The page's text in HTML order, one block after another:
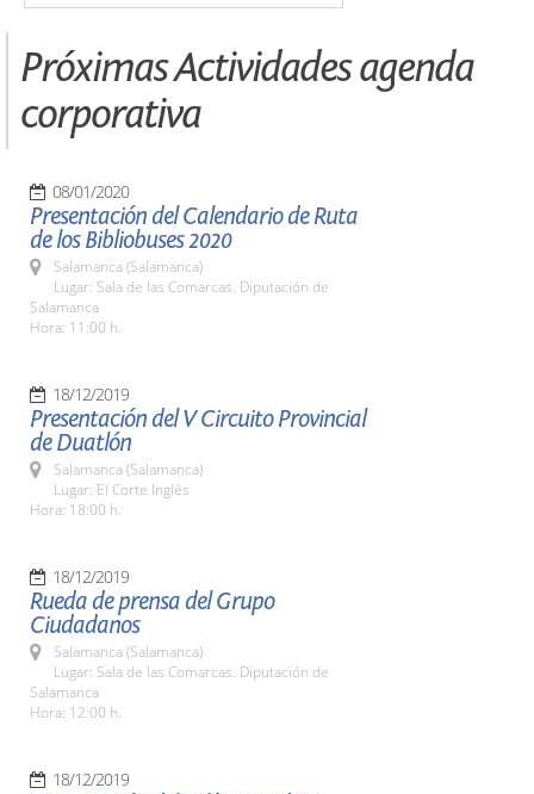
Próximas Actividades agenda
corporativa
08/01/2020
Presentación del Calendario de Ruta
de los Bibliobuses 2020
Salamanca (Salamanca)
Lugar: Sala de las Comarcas. Diputación de
Salamanca
Hora: 11:00 h.
18/12/2019
Presentación del V Circuito Provincial
de Duatlón
Salamanca (Salamanca)
Lugar: El Corte Inglés
Hora: 18:00 h.
18/12/2019
Rueda de prensa del Grupo
Ciudadanos
Salamanca (Salamanca)
Lugar: Sala de las Comarcas. Diputación de
Salamanca
Hora: 12:00 h.
18/12/2019